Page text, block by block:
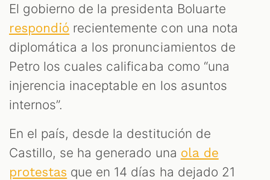
El gobierno de la presidenta Boluarte
respondió recientemente con una nota
diplomática a los pronunciamientos de
Petro los cuales calificaba como “una
injerencia inaceptable en los asuntos
internos”.
En el país, desde la destitución de
Castillo, se ha generado una ola de
protestas que en 14 días ha dejado 21